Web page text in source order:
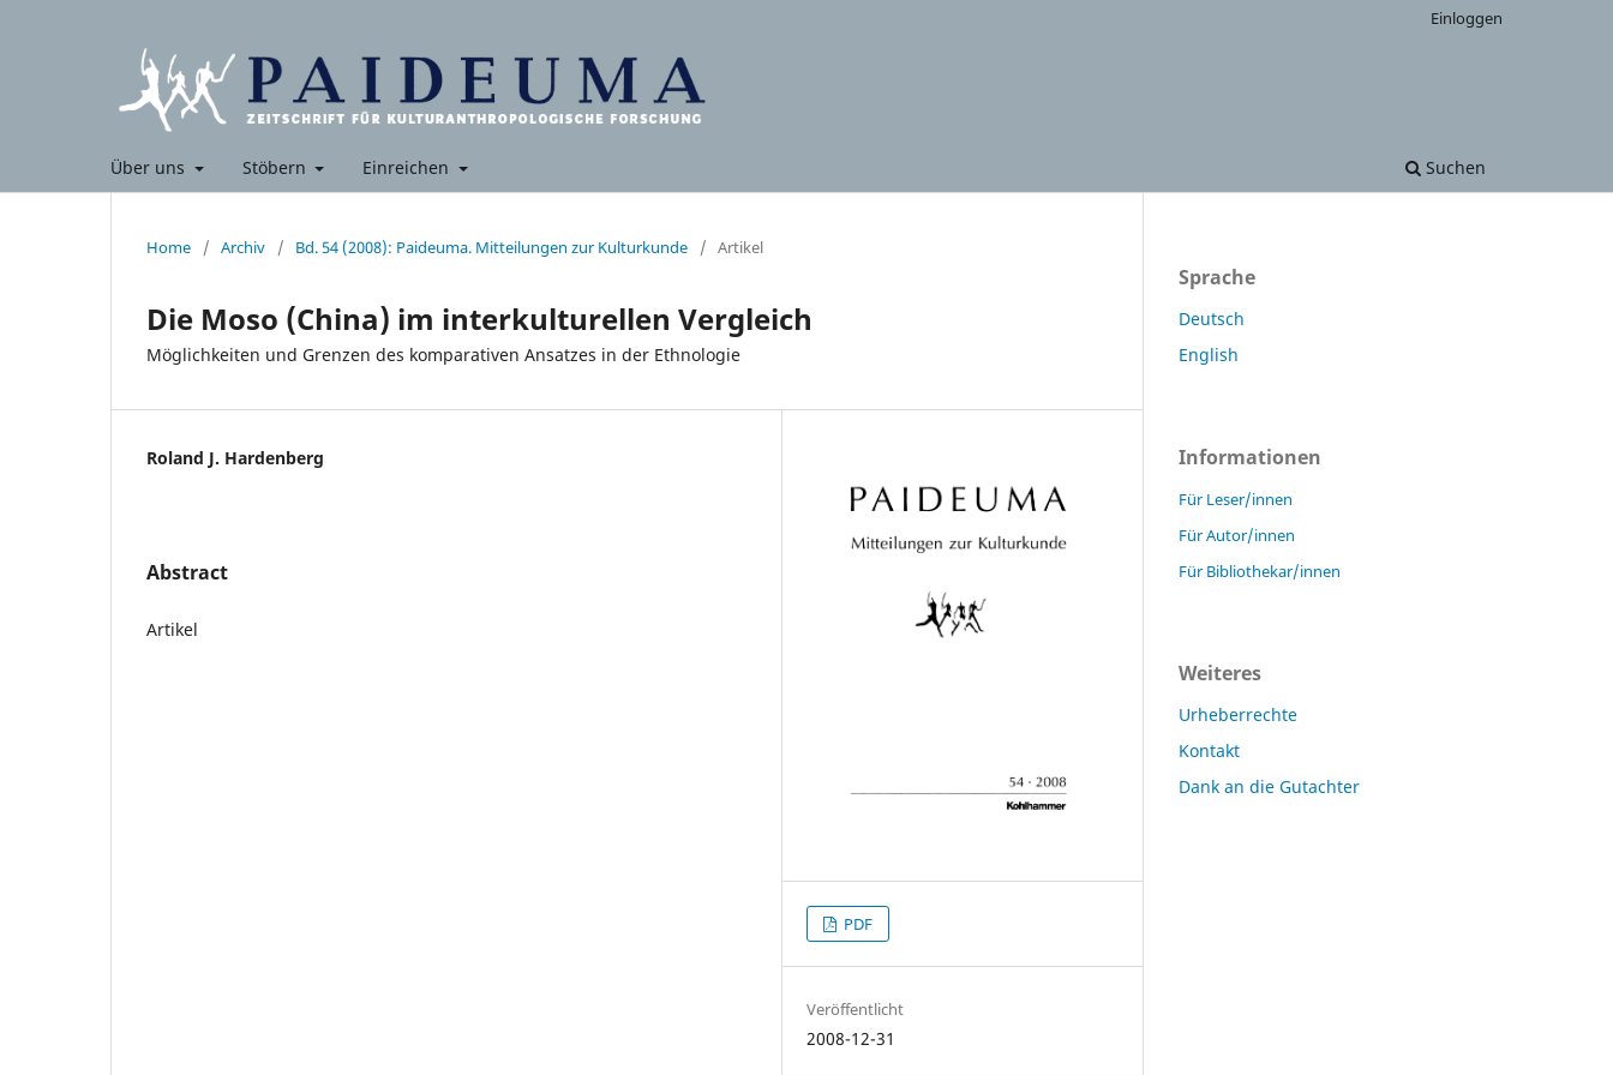
Über uns Stöbern Einreichen Suchen
Einloggen
Home / Archiv / Bd. 54 (2008): Paideuma. Mitteilungen zur Kulturkunde / Artikel
Die Moso (China) im interkulturellen Vergleich
Möglichkeiten und Grenzen des komparativen Ansatzes in der Ethnologie
Roland J. Hardenberg
Abstract
Artikel
PDF
Veröffentlicht
2008-12-31
Sprache
Deutsch
English
Informationen
Für Leser/innen
Für Autor/innen
Für Bibliothekar/innen
Weiteres
Urheberrechte
Kontakt
Dank an die Gutachter